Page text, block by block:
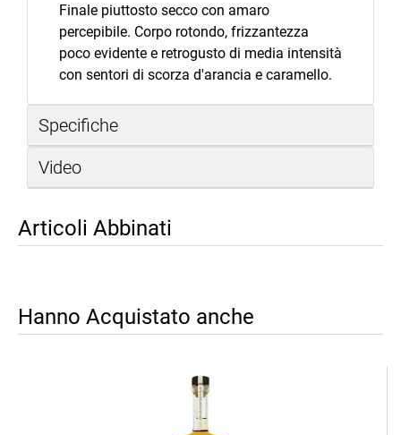
Finale piuttosto secco con amaro
percepibile. Corpo rotondo, frizzantezza
poco evidente e retrogusto di media intensità
con sentori di scorza d'arancia e caramello.
Specifiche
Video
Articoli Abbinati
Hanno Acquistato anche